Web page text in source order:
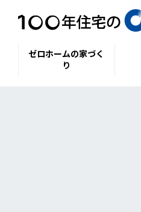
ゼロホームの家づく
り